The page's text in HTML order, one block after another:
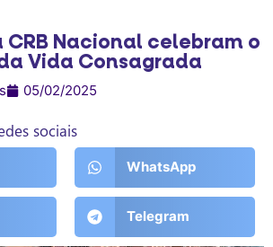
CRB Nacional celebram o
Vida Consagrada
05/02/2025
sociais
WhatsApp
Telegram